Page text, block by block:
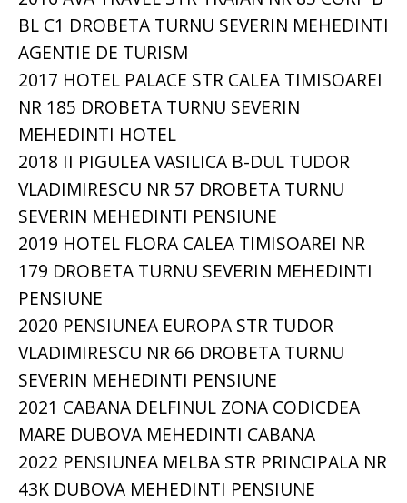
BL C1 DROBETA TURNU SEVERIN MEHEDINTI
AGENTIE DE TURISM
2017 HOTEL PALACE STR CALEA TIMISOAREI
NR 185 DROBETA TURNU SEVERIN
MEHEDINTI HOTEL
2018 II PIGULEA VASILICA B-DUL TUDOR
VLADIMIRESCU NR 57 DROBETA TURNU
SEVERIN MEHEDINTI PENSIUNE
2019 HOTEL FLORA CALEA TIMISOAREI NR
179 DROBETA TURNU SEVERIN MEHEDINTI
PENSIUNE
2020 PENSIUNEA EUROPA STR TUDOR
VLADIMIRESCU NR 66 DROBETA TURNU
SEVERIN MEHEDINTI PENSIUNE
2021 CABANA DELFINUL ZONA CODICDEA
MARE DUBOVA MEHEDINTI CABANA
2022 PENSIUNEA MELBA STR PRINCIPALA NR
43K DUBOVA MEHEDINTI PENSIUNE